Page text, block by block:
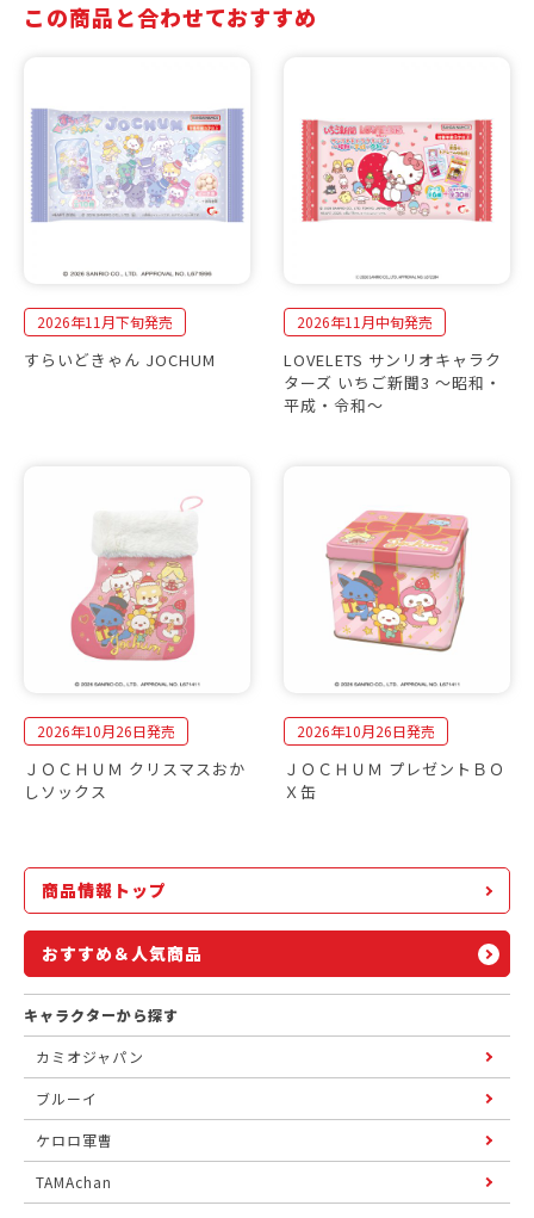
この商品と合わせておすすめ
2026年11月下旬発売
すらいどきゃん JOCHUM
2026年11月中旬発売
LOVELETS サンリオキャラク
ターズ いちご新聞3 〜昭和・
平成・令和〜
2026年10月26日発売
ＪＯＣＨＵＭ クリスマスおか
しソックス
2026年10月26日発売
ＪＯＣＨＵＭ プレゼントＢＯ
Ｘ缶
商品情報トップ
おすすめ＆人気商品
キャラクターから探す
カミオジャパン
ブルーイ
ケロロ軍曹
TAMAchan